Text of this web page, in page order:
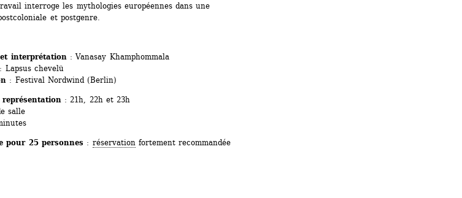
interroge les mythologies européennes dans une
et postgenre.
interprétation : Vanasay Khamphommala
: Lapsus chevelü
: Festival Nordwind (Berlin)
: 21h, 22h et 23h
salle
pour 25 personnes : réservation fortement recommandée